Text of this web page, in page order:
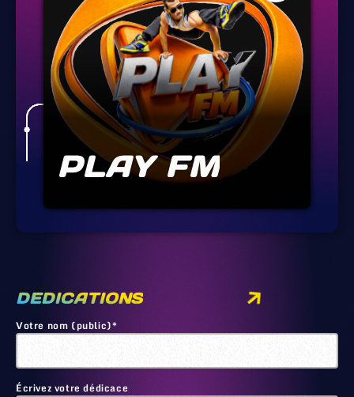
PLAY FM
DEDICATIONS
Votre nom (public)*
Écrivez votre dédicace